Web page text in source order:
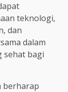
teknologi,
dan
dalam
sehat bagi
berharap